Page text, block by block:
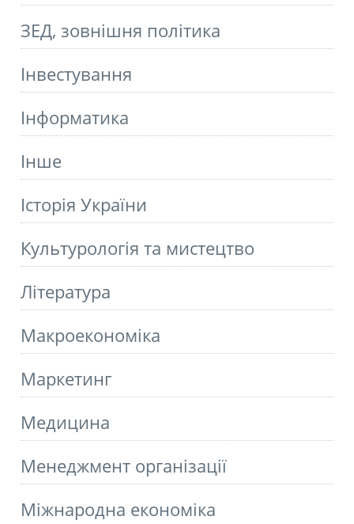
ЗЕД, зовнішня політика
Інвестування
Інформатика
Інше
Історія України
Культурологія та мистецтво
Літературa
Макроекономіка
Маркетинг
Медицина
Менеджмент організації
Міжнародна економіка